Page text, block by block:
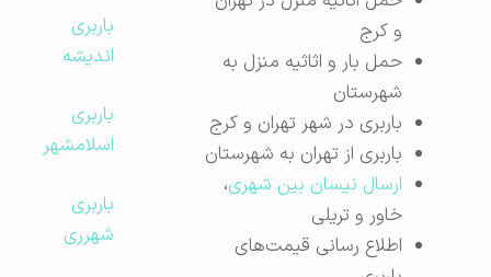
و کرج
حمل بار و اثاثیه منزل به
شهرستان
باربری در شهر تهران و کرج
باربری از تهران به شهرستان
ارسال نیسان بین شهری،
خاور و تریلی
اطلاع رسانی قیمت‌های
باربری
اندیشه
باربری
اسلامشهر
باربری
شهرری